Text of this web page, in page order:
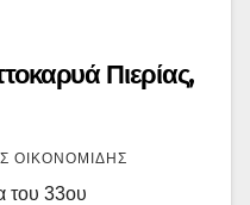
Πιερίας,
ΟΙΚΟΝΟΜΊΔΗΣ
του 33ου